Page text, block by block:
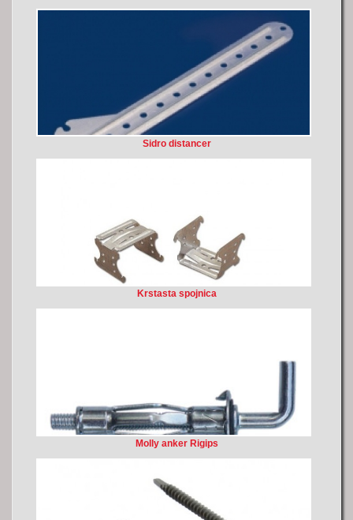
Sidro distancer
Krstasta spojnica
Molly anker Rigips